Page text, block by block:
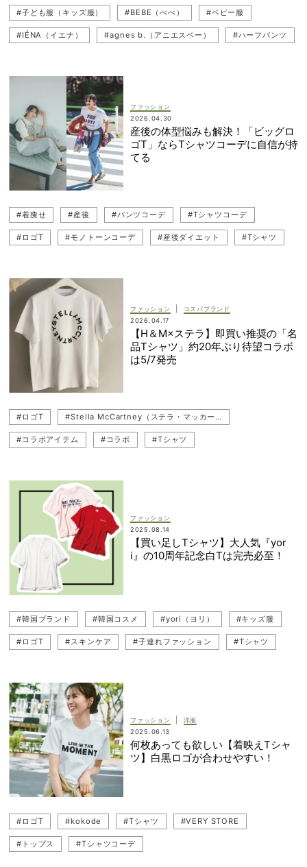
#子ども服（キッズ服） #BEBE（べべ） #ベビー服
#IÉNA（イエナ） #agnes b.（アニエスベー） #ハーフパンツ
ファッション
2026.04.30
産後の体型悩みも解決！「ビッグロ
ゴT」ならTシャツコーデに自信が持
てる
#着痩せ #産後 #パンツコーデ #Tシャツコーデ
#ロゴT #モノトーンコーデ #産後ダイエット #Tシャツ
ファッション
コスパブランド
2026.04.17
【H＆M×ステラ】即買い推奨の「名
品Tシャツ」約20年ぶり待望コラボ
は5/7発売
#ロゴT #Stella McCartney（ステラ・マッカートニー）
#コラボアイテム #コラボ #Tシャツ
ファッション
2025.08.14
【買い足しTシャツ】大人気『yor
i』の10周年記念白Tは完売必至！
#韓国ブランド #韓国コスメ #yori（ヨリ） #キッズ服
#ロゴT #スキンケア #子連れファッション #Tシャツ
ファッション
洋服
2025.06.13
何枚あっても欲しい【着映えTシャ
ツ】白黒ロゴが合わせやすい！
#ロゴT #kokode #Tシャツ #VERY STORE
#トップス #Tシャツコーデ